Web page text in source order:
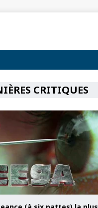
CRITIQUES